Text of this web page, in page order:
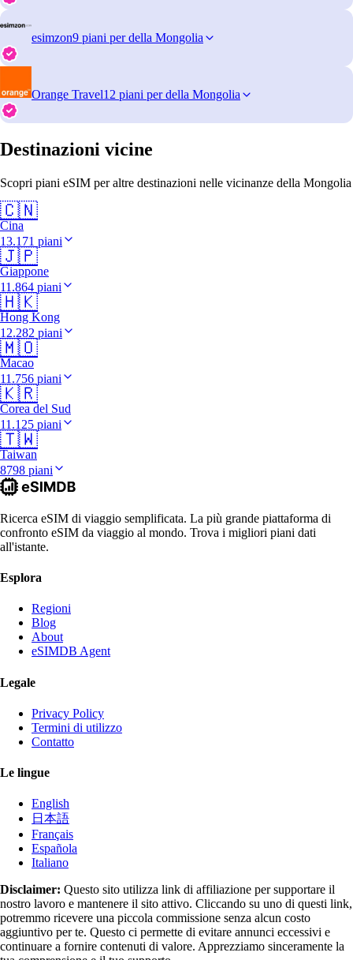
esimzon9 piani per della Mongolia
Orange Travel12 piani per della Mongolia
Destinazioni vicine
Scopri piani eSIM per altre destinazioni nelle vicinanze della Mongolia
🇨🇳
Cina
13.171 piani
🇯🇵
Giappone
11.864 piani
🇭🇰
Hong Kong
12.282 piani
🇲🇴
Macao
11.756 piani
🇰🇷
Corea del Sud
11.125 piani
🇹🇼
Taiwan
8798 piani
Ricerca eSIM di viaggio semplificata. La più grande piattaforma di
confronto eSIM da viaggio al mondo. Trova i migliori piani dati
all'istante.
Esplora
Regioni
Blog
About
eSIMDB Agent
Legale
Privacy Policy
Termini di utilizzo
Contatto
Le lingue
English
日本語
Français
Española
Italiano
Disclaimer: Questo sito utilizza link di affiliazione per supportare il
nostro lavoro e mantenere il sito attivo. Cliccando su uno di questi link,
potremmo ricevere una piccola commissione senza alcun costo
aggiuntivo per te. Questo ci permette di evitare annunci eccessivi e
continuare a fornire contenuti di valore. Apprezziamo sinceramente la